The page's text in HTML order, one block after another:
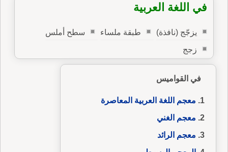
في اللغة العربية
يزجّج (نافذة) طبقة ملساء
سطح أملس
زجج
في القواميس
معجم اللغة العربية المعاصرة
معجم الغني
معجم الرائد